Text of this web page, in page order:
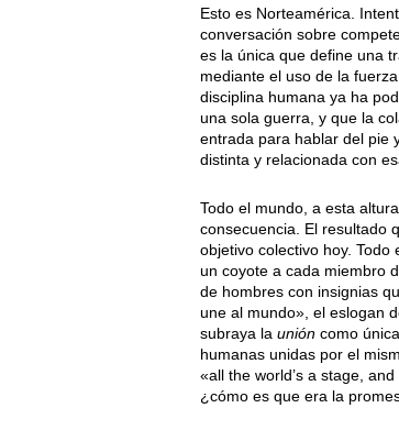
Esto es Norteamérica.
conversación sobre
es la única que define una
mediante el uso de la
disciplina humana ya ha
una sola guerra, y que la
entrada para hablar del pie
distinta y relacionada con
Todo el mundo, a esta
consecuencia. El resultado
objetivo colectivo hoy.
un coyote a cada miembro
de hombres con insignias
une al mundo», el eslogan
subraya la unión como
humanas unidas por el
«all the world’s a stage,
¿cómo es que era la